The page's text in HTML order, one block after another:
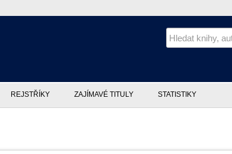
REJSTŘÍKY ZAJÍMAVÉ TITULY STATISTIKY